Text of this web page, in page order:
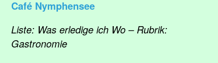
Café Nymphensee
Liste: Was erledige ich Wo – Rubrik:
Gastronomie